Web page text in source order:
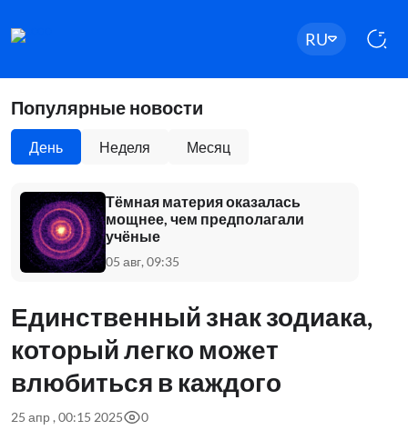
RU
Популярные новости
День Неделя Месяц
Тёмная материя оказалась
мощнее, чем предполагали
учёные
05 авг, 09:35
Единственный знак зодиака,
который легко может
влюбиться в каждого
25 апр , 00:15 2025 0